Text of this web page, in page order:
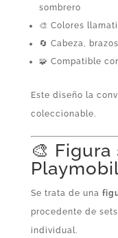
sombrero
🎨 Colores
🔄 Cabeza,
🧩 Compatible
Este diseño la
coleccionable.
🎨
Se trata de una
procedente de
individual.